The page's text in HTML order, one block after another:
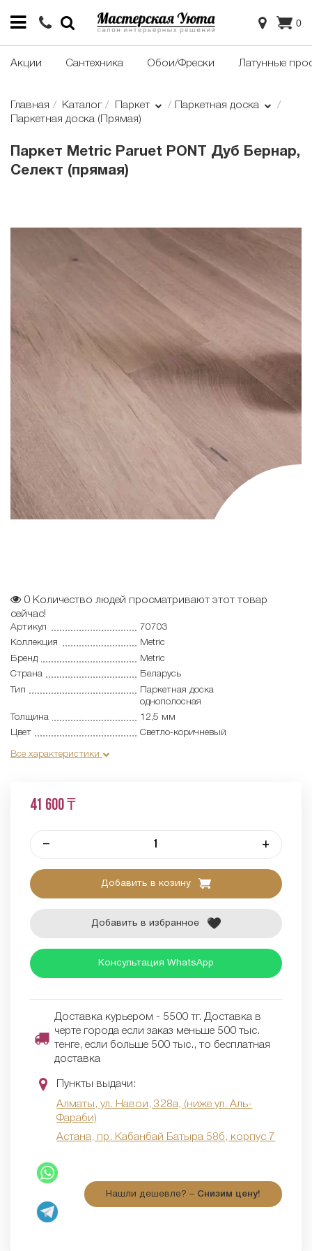
0
Акции Сантехника Обои/Фрески Латунные
Главная Каталог Паркет
Паркетная доска
Паркетная доска (Прямая)
Паркет Metric Paruet PONT Дуб Бернар,
Селект (прямая)
0 Количество людей просматривают этот товар
сейчас!
Артикул
70703
Коллекция
Metric
Бренд
Metric
Страна
Беларусь
Тип
Паркетная доска
однополосная
Толщина
12,5 мм
Цвет
Светло-коричневый
Все характеристики
41 600 ₸
– +
Добавить в козину
Добавить в избранное
Консультация WhatsApp
Доставка курьером - 5500 тг. Доставка в
черте города если заказ меньше 500 тыс.
тенге, если больше 500 тыс., то бесплатная
доставка
Пункты выдачи:
Алматы, ул. Навои, 328а, (ниже ул. Аль-
Фараби)
Астана, пр. Кабанбай Батыра 58б, корпус 7
Нашли дешевле? – Снизим цену!